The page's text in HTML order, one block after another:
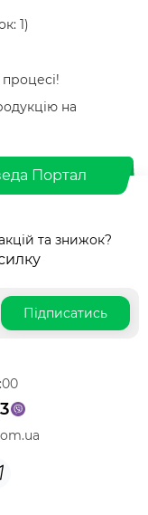
1)
на
Портал
та знижок?
Підписатись